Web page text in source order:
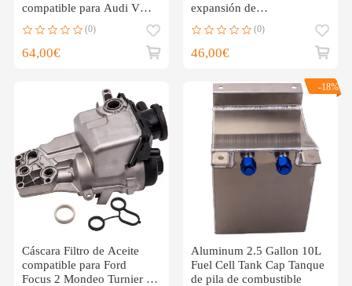
compatible para Audi VW
(0)
64,00€
expansión de
(0)
46,00€
Cáscara Filtro de Aceite
compatible para Ford
Focus 2 Mondeo Turnier S-
-18%
Aluminum 2.5 Gallon 10L
Fuel Cell Tank Cap Tanque
de pila de combustible